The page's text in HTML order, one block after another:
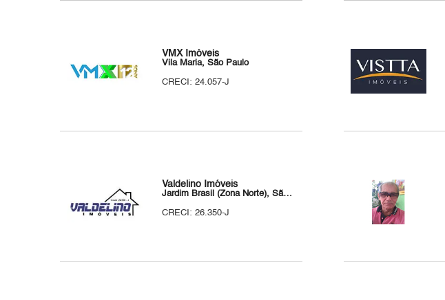
VMX Imóveis
Vila Maria, São Paulo
CRECI: 24.057-J
Valdelino Imóveis
Jardim Brasil (Zona Norte), São Paulo
CRECI: 26.350-J